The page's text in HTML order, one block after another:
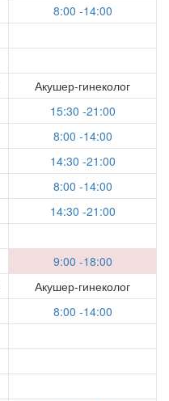
8:00 -14:00
Акушер-гинеколог
15:30 -21:00
8:00 -14:00
14:30 -21:00
8:00 -14:00
14:30 -21:00
9:00 -18:00
Акушер-гинеколог
8:00 -14:00